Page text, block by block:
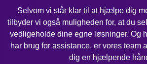
Selvom vi står klar til at hjælpe dig
tilbyder vi også muligheden for, at du
vedligeholde dine egne løsninger. Og
har brug for assistance, er vores team
dig en hjælpende